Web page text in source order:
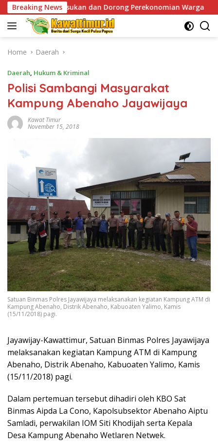
Skip
to
content
Breaking News
dan Dorong Perekonomian Warga Sentuhan
Home Daerah
Daerah, Hukum & Kriminal
Polisi Sambangi Masyarakat
Kampung Abenaho Jayawijaya
Kawat Timur
November 15, 2018
Satuan Binmas Polres Jayawijaya melaksanakan kegiatan Kampung ATM di
Kampung Abenaho, Distrik Abenaho, Kabuoaten Yalimo, Kamis
(15/11/2018) pagi.
Jayawijay-Kawattimur, Satuan Binmas Polres Jayawijaya
melaksanakan kegiatan Kampung ATM di Kampung
Abenaho, Distrik Abenaho, Kabuoaten Yalimo, Kamis
(15/11/2018) pagi.
Dalam pertemuan tersebut dihadiri oleh KBO Sat
Binmas Aipda La Cono, Kapolsubsektor Abenaho Aiptu
Samladi, perwakilan IOM Siti Khodijah serta Kepala
Desa Kampung Abenaho Wetlaren Netwek.